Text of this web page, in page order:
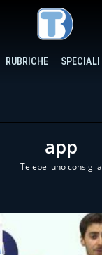
RUBRICHE SPECIALI
app
Telebelluno consiglia